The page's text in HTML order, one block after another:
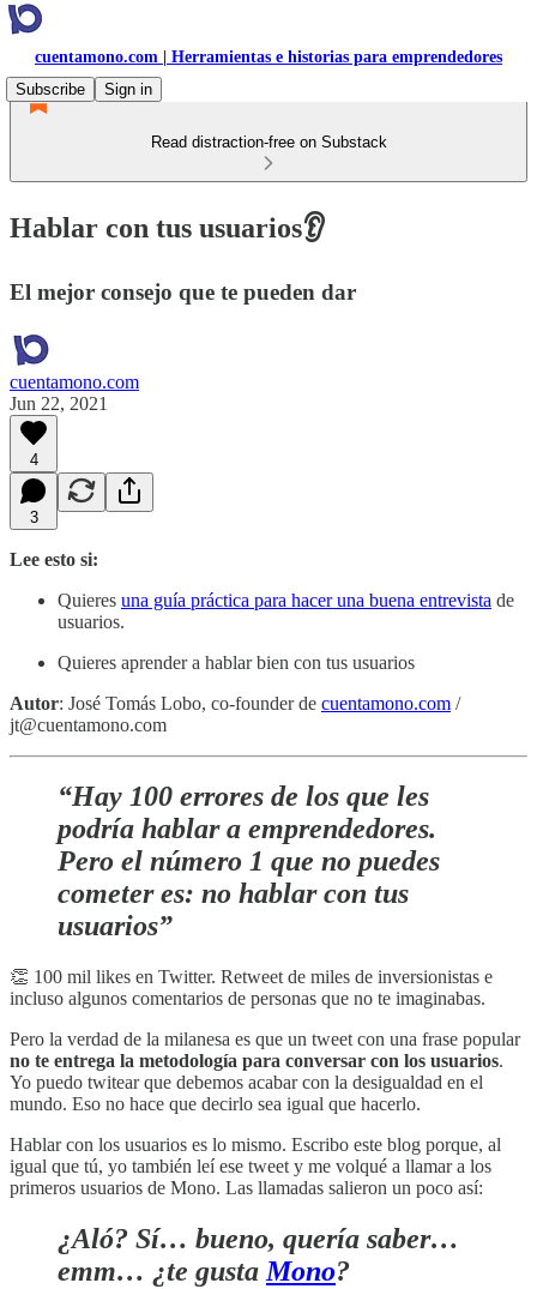
cuentamono.com | Herramientas e historias para emprendedores
Subscribe
Sign in
Read distraction-free on Substack
Hablar con tus usuarios👂
El mejor consejo que te pueden dar
cuentamono.com
Jun 22, 2021
4
3
Lee esto si:
Quieres una guía práctica para hacer una buena entrevista de
usuarios.
Quieres aprender a hablar bien con tus usuarios
Autor: José Tomás Lobo, co-founder de cuentamono.com /
jt@cuentamono.com
“Hay 100 errores de los que les
podría hablar a emprendedores.
Pero el número 1 que no puedes
cometer es: no hablar con tus
usuarios”
👏 100 mil likes en Twitter. Retweet de miles de inversionistas e
incluso algunos comentarios de personas que no te imaginabas.
Pero la verdad de la milanesa es que un tweet con una frase popular
no te entrega la metodología para conversar con los usuarios.
Yo puedo twitear que debemos acabar con la desigualdad en el
mundo. Eso no hace que decirlo sea igual que hacerlo.
Hablar con los usuarios es lo mismo. Escribo este blog porque, al
igual que tú, yo también leí ese tweet y me volqué a llamar a los
primeros usuarios de Mono. Las llamadas salieron un poco así:
¿Aló? Sí… bueno, quería saber…
emm… ¿te gustaMono?